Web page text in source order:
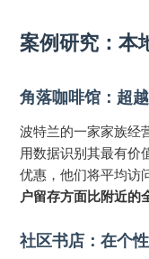
案例研究：本
角落咖啡馆：超
波特兰的一家家族经
用数据识别其最有价
优惠，他们将平均
户留存方面比附近的
社区书店：在个